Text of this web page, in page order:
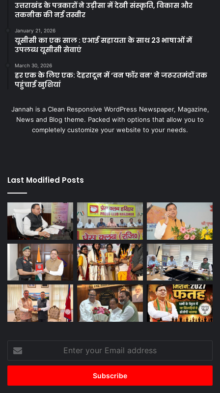
उत्तराखंड के पत्रकारों ने उड़ीसा में देखी संस्कृति, विकास और
तकनीक की नई तस्वीर
January 21, 2026
यूसीसी का एक साल : एआई सहायता के साथ 23 भाषाओं में
उपलब्ध यूसीसी सेवाएं
March 30, 2026
हर एक के लिए एक: देहरादून में ‘वन फॉर वन’ ने जरूरतमंदों तक
पहुंचाई खुशियां
Jannah is a Clean Responsive WordPress Newspaper, Magazine,
News and Blog theme. Packed with options that allow you to
completely customize your website to your needs.
Last Modified Posts
your
Email